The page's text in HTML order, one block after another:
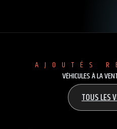
AJOUTÉS
VÉHICULES À LA
TOUS LES